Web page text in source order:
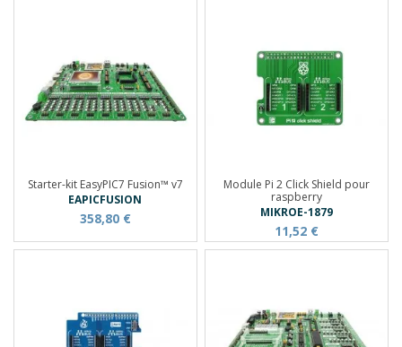
Starter-kit EasyPIC7 Fusion™ v7
EAPICFUSION
358,80 €
Module Pi 2 Click Shield pour
raspberry
MIKROE-1879
11,52 €